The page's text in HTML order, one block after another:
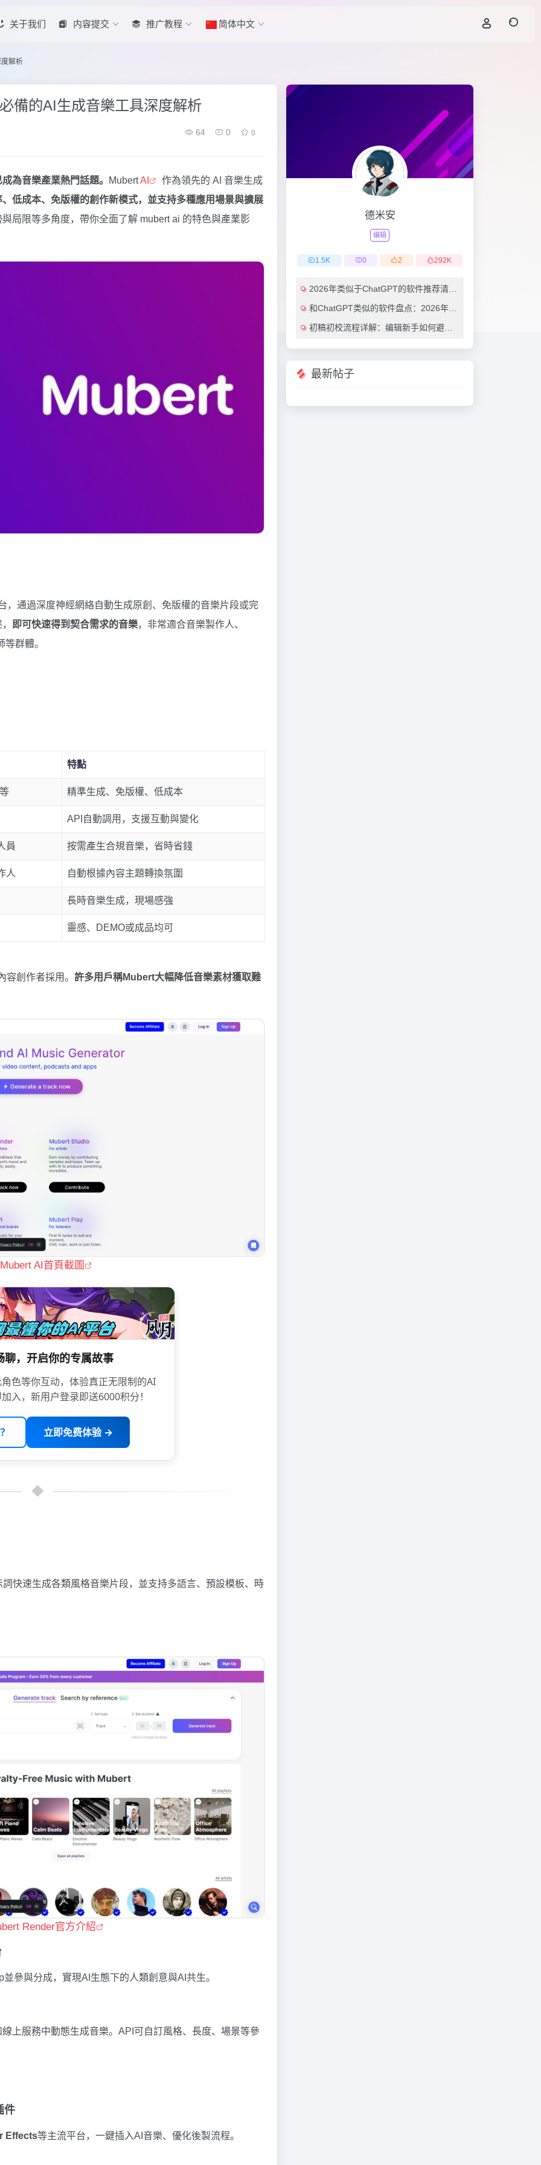
关于我们 内容提交 推广教程 简体中文
解析
備的AI生成音樂工具深度解析
64 0 0
成為音樂產業熱門話題。 MubertAI
作為領先的 AI 音樂生成
低成本、免版權的創作新模式，並支持多種應用場景與擴展
局限等多角度，帶你全面了解 mubert ai 的特色與產業影
，通過深度神經網絡自動生成原創、免版權的音樂片段或完
即可快速得到契合需求的音樂，非常適合音樂製作人、
群體。
特點
精準生成、免版權、低成本
API自動調用，支援互動與變化
員 按需產生合規音樂，省時省錢
人 自動根據內容主題轉換氛圍
長時音樂生成，現場感強
靈感、DEMO或成品均可
容創作者採用。 許多用戶稱Mubert大幅降低音樂素材獲取難
Mubert AI首頁截圖
，开启你的专属故事
色等你互动，体验真正无限制的AI
入，新用户登录即送6000积分！
立即免费体验 →
快速生成各類風格音樂片段，並支持多語言、預設模板、時
Render官方介紹
參與分成，實現AI生態下的人類創意與AI共生。
上服務中動態生成音樂。API可自訂風格、長度、場景等參
件
Effects等主流平台，一鍵插入AI音樂、優化後製流程。
德米安
编辑
1.5K 0 2 292K
2026年类似于ChatGPT的软件推荐清单：7款效率翻倍的AI对话工具（免费与付费对比）
和ChatGPT类似的软件盘点：2026年最值得尝试的7大AI对话工具推荐
初稿初校流程详解：编辑新手如何避免常见错误（附实用AI工具推荐）
最新帖子